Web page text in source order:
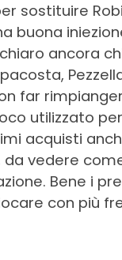
sostituire
buona
ancora
far
utilizzato
acquisti
da vedere
Bene i
con più